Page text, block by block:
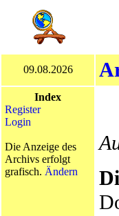
09.08.2026
Index
Register
Login
Die Anzeige des
Archivs erfolgt
grafisch. Ändern